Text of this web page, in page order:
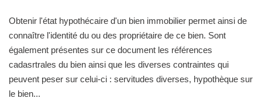
Obtenir l'état hypothécaire d'un bien immobilier permet ainsi de
connaître l'identité du ou des propriétaire de ce bien. Sont
également présentes sur ce document les références
cadasrtrales du bien ainsi que les diverses contraintes qui
peuvent peser sur celui-ci : servitudes diverses, hypothèque sur
le bien...